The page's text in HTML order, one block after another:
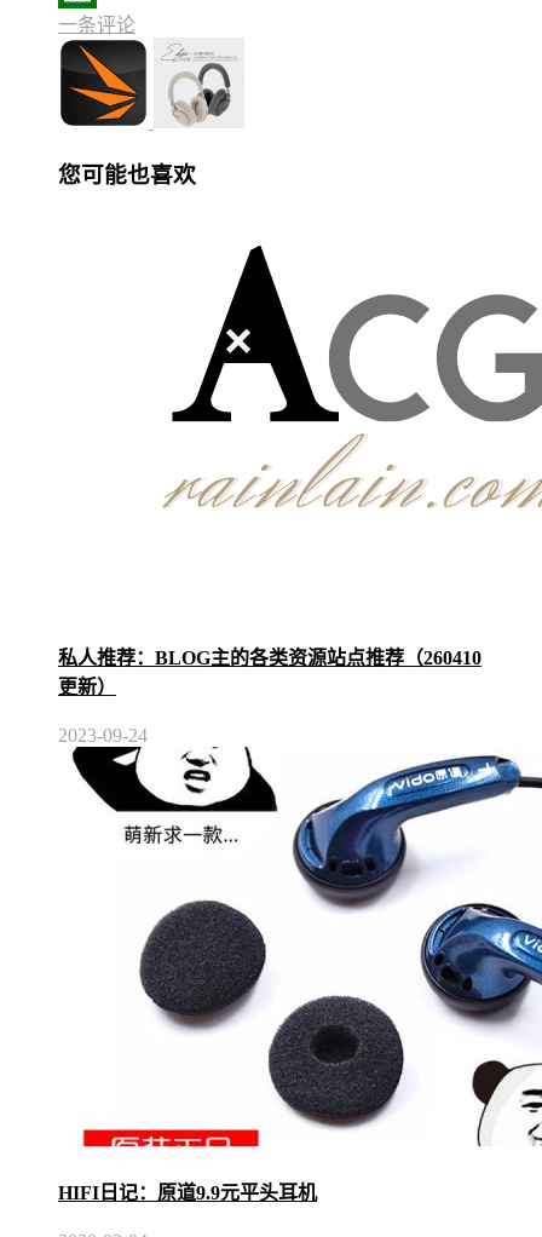
Douban
一条评论
您可能也喜欢
私人推荐：BLOG主的各类资源站点推荐（260410
更新）
2023-09-24
HIFI日记：原道9.9元平头耳机